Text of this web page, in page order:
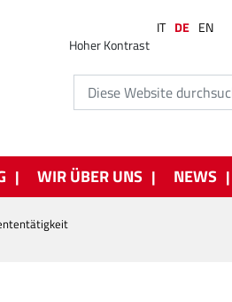
Hoher Kontrast
IT DE EN
WIR ÜBER UNS NEWS